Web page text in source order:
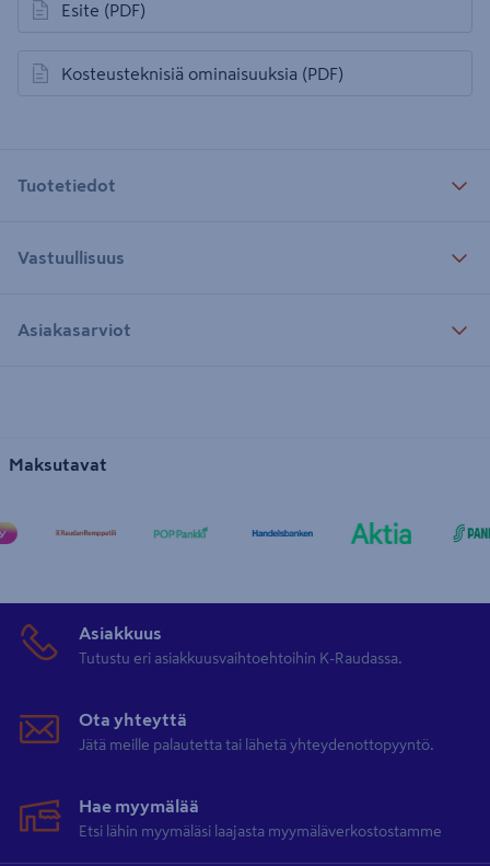
Esite (PDF)
avautuu uuteen välilehteen
Kosteusteknisiä ominaisuuksia (PDF)
avautuu uuteen välilehteen
Tuotetiedot
Vastuullisuus
Asiakasarviot
Maksutavat
Asiakkuus
Tutustu eri asiakkuusvaihtoehtoihin K-Raudassa.
Ota yhteyttä
Jätä meille palautetta tai lähetä yhteydenottopyyntö.
Hae myymälää
Etsi lähin myymäläsi laajasta myymäläverkostostamme